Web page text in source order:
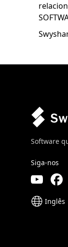
Software
Siga-nos
Inglês